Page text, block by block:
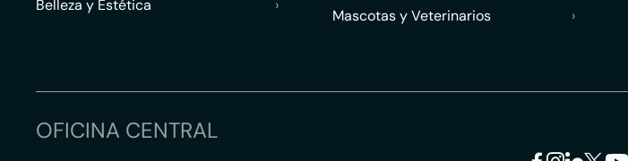
Belleza y Estética
›
Mascotas y Veterinarios
›
OFICINA CENTRAL